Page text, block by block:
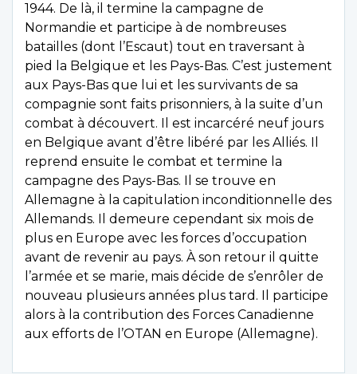
1944. De là, il termine la campagne de
Normandie et participe à de nombreuses
batailles (dont l’Escaut) tout en traversant à
pied la Belgique et les Pays-Bas. C’est justement
aux Pays-Bas que lui et les survivants de sa
compagnie sont faits prisonniers, à la suite d’un
combat à découvert. Il est incarcéré neuf jours
en Belgique avant d’être libéré par les Alliés. Il
reprend ensuite le combat et termine la
campagne des Pays-Bas. Il se trouve en
Allemagne à la capitulation inconditionnelle des
Allemands. Il demeure cependant six mois de
plus en Europe avec les forces d’occupation
avant de revenir au pays. À son retour il quitte
l’armée et se marie, mais décide de s’enrôler de
nouveau plusieurs années plus tard. Il participe
alors à la contribution des Forces Canadienne
aux efforts de l’OTAN en Europe (Allemagne).